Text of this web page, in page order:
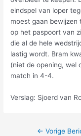
eindspel van loper
moest gaan bewijzen
op het paspoort van
die al de hele
lastig wordt. Bram
(niet de opening, wel
match in 4-4.
Verslag: Sjoerd van
← Vorige